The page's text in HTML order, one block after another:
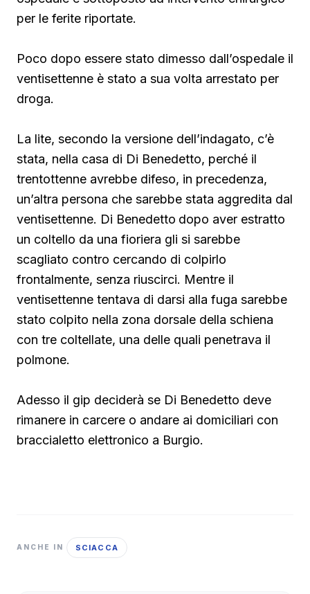
per le ferite riportate.
Poco dopo essere stato dimesso dall’ospedale il
ventisettenne è stato a sua volta arrestato per
droga.
La lite, secondo la versione dell’indagato, c’è
stata, nella casa di Di Benedetto, perché il
trentottenne avrebbe difeso, in precedenza,
un’altra persona che sarebbe stata aggredita dal
ventisettenne. Di Benedetto dopo aver estratto
un coltello da una fioriera gli si sarebbe
scagliato contro cercando di colpirlo
frontalmente, senza riuscirci. Mentre il
ventisettenne tentava di darsi alla fuga sarebbe
stato colpito nella zona dorsale della schiena
con tre coltellate, una delle quali penetrava il
polmone.
Adesso il gip deciderà se Di Benedetto deve
rimanere in carcere o andare ai domiciliari con
braccialetto elettronico a Burgio.
ANCHE IN SCIACCA